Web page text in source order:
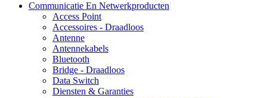
Communicatie En Netwerkproducten
Access Point
Accessoires - Draadloos
Antenne
Antennekabels
Bluetooth
Bridge - Draadloos
Data Switch
Diensten & Garanties